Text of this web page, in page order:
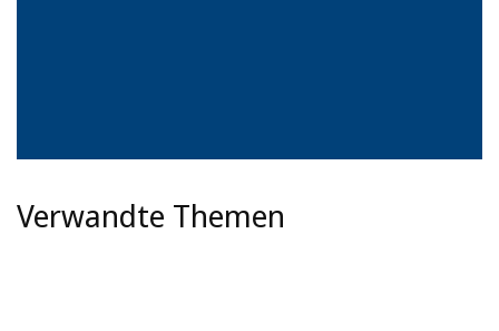
Verwandte Themen